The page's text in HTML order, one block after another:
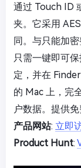
通过 Touch ID
夹。它采用
同。与只能加
只需一键即可
定，并在
的 Mac 上，完
户数据。提供
产品网站: 立即
Product Hunt: